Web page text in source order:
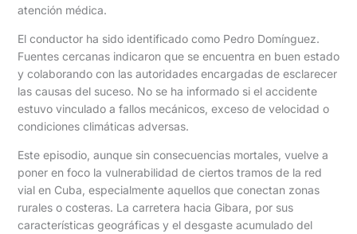
atención médica.
El conductor ha sido identificado como Pedro Domínguez.
Fuentes cercanas indicaron que se encuentra en buen estado
y colaborando con las autoridades encargadas de esclarecer
las causas del suceso. No se ha informado si el accidente
estuvo vinculado a fallos mecánicos, exceso de velocidad o
condiciones climáticas adversas.
Este episodio, aunque sin consecuencias mortales, vuelve a
poner en foco la vulnerabilidad de ciertos tramos de la red
vial en Cuba, especialmente aquellos que conectan zonas
rurales o costeras. La carretera hacia Gibara, por sus
características geográficas y el desgaste acumulado del